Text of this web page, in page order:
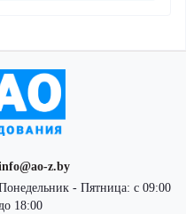
z.by
- Пятница: с 09:00
18:00